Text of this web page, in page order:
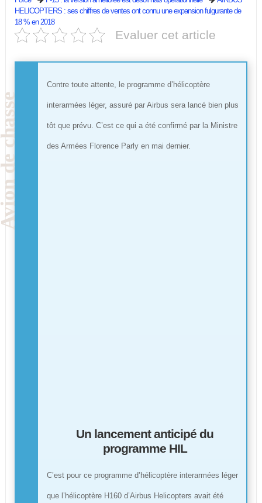
HELICOPTERS : ses chiffres de ventes ont connu une expansion fulgurante de
18 % en 2018
Evaluer cet article
Contre toute attente, le programme d’hélicoptère
interarmées léger, assuré par Airbus sera lancé bien plus
tôt que prévu. C’est ce qui a été confirmé par la Ministre
des Armées Florence Parly en mai dernier.
Un lancement anticipé du
programme HIL
C’est pour ce programme d’hélicoptère interarmées léger
que l’hélicoptère H160 d’Airbus Helicopters avait été